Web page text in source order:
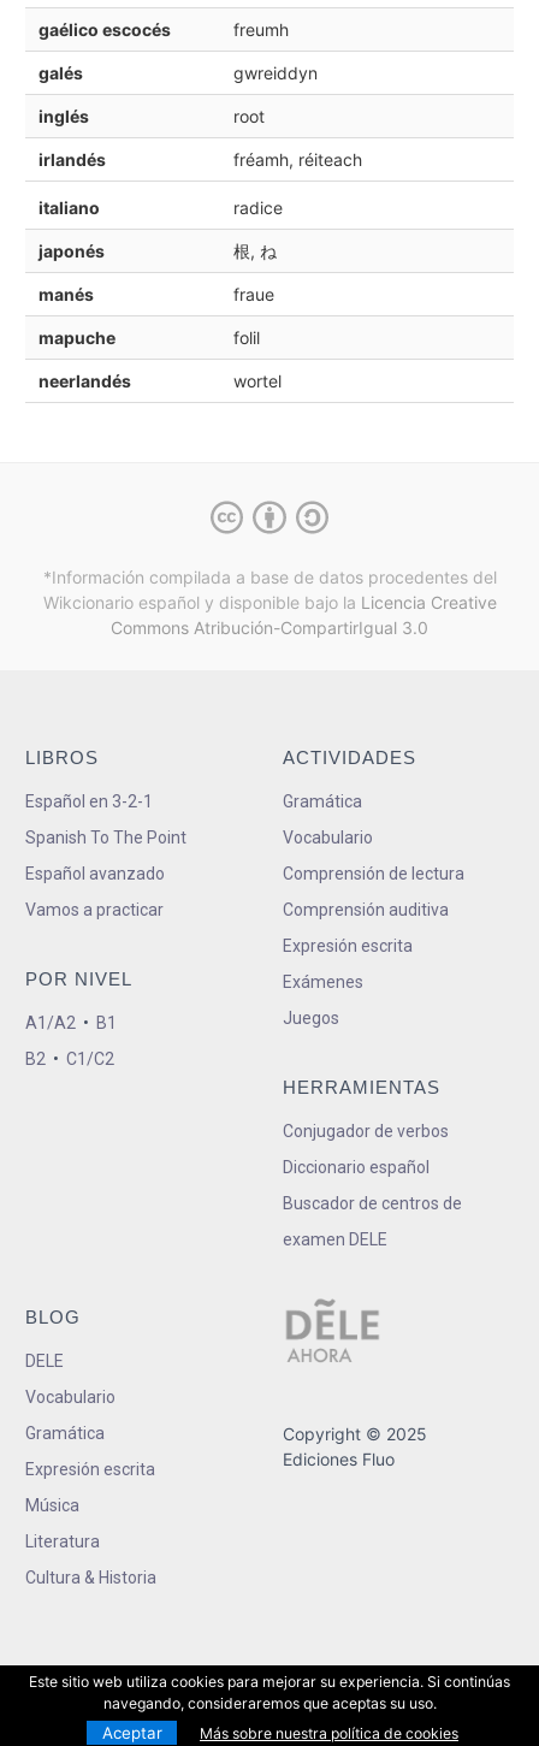
gaélico escocés freumh
galés gwreiddyn
inglés root
irlandés fréamh, réiteach
italiano radice
japonés 根, ね
manés fraue
mapuche folil
neerlandés wortel
*Información compilada a base de datos procedentes del
Wikcionario español y disponible bajo la Licencia Creative
Commons Atribución-CompartirIgual 3.0
LIBROS
Español en 3-2-1
Spanish To The Point
Español avanzado
Vamos a practicar
POR NIVEL
A1/A2 • B1
B2 • C1/C2
ACTIVIDADES
Gramática
Vocabulario
Comprensión de lectura
Comprensión auditiva
Expresión escrita
Exámenes
Juegos
HERRAMIENTAS
Conjugador de verbos
Diccionario español
Buscador de centros de
examen DELE
BLOG
DELE
Vocabulario
Gramática
Expresión escrita
Música
Literatura
Cultura & Historia
Copyright © 2025
Ediciones Fluo
Este sitio web utiliza cookies para mejorar su experiencia. Si continúas
navegando, consideraremos que aceptas su uso.
Aceptar Más sobre nuestra política de cookies